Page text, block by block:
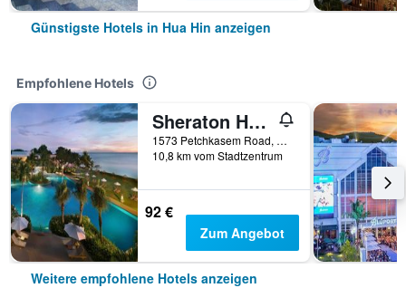
Günstigste Hotels in Hua Hin anzeigen
Empfohlene Hotels
Sheraton Hua Hin Resort & Spa
1573 Petchkasem Road, Hua Hin, Thailand
10,8 km vom Stadtzentrum
92 €
Zum Angebot
Weitere empfohlene Hotels anzeigen